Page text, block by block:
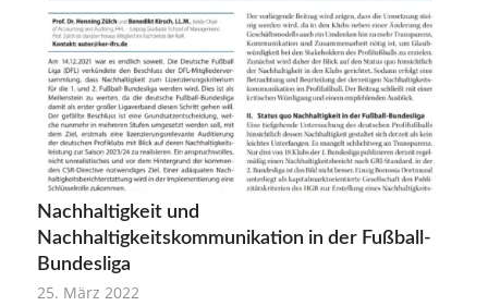
Nachhaltigkeit und
Nachhaltigkeitskommunikation in der Fußball-
Bundesliga
25. März 2022